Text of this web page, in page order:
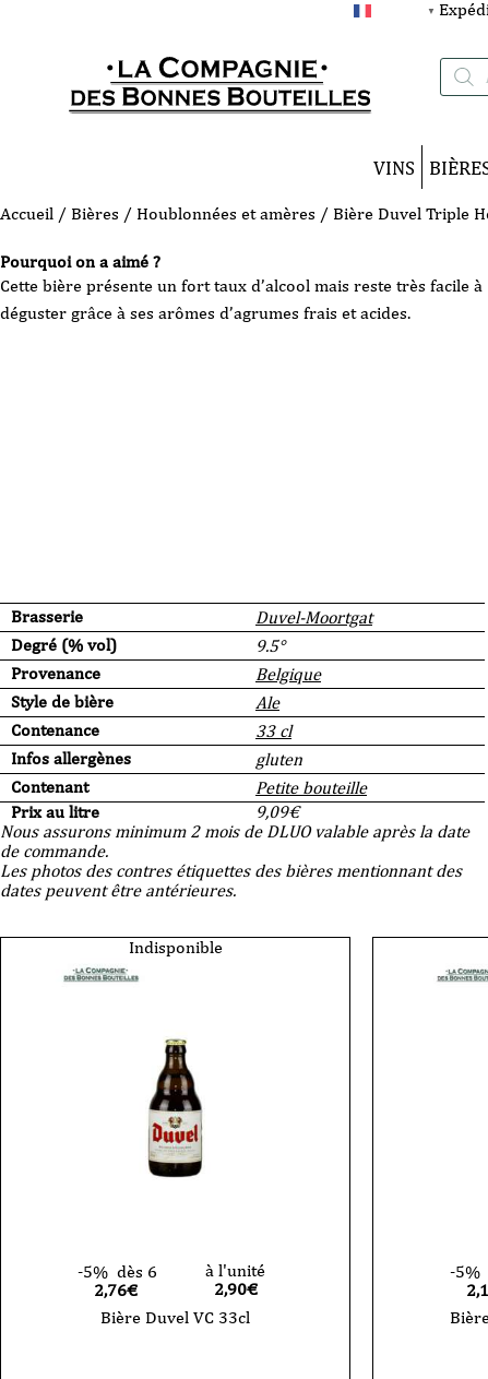
▼
de
VINS
Accueil / Bières / Houblonnées et amères / Bière Duvel Triple
Pourquoi on a aimé ?
Cette bière présente un fort taux d’alcool mais reste très facile à
déguster grâce à ses arômes d’agrumes frais et acides.
Brasserie
Duvel-Moortgat
Degré (% vol)
9.5°
Provenance
Belgique
Style de bière
Ale
Contenance
33 cl
Infos allergènes
gluten
Contenant
Petite bouteille
Prix au litre
9,09€
Nous assurons minimum 2 mois de DLUO valable après la date
de commande.
Les photos des contres étiquettes des bières mentionnant des
dates peuvent être antérieures.
Indisponible
-5% dès 6
2,76€
à l'unité
2,90€
Bière Duvel VC 33cl
-5%